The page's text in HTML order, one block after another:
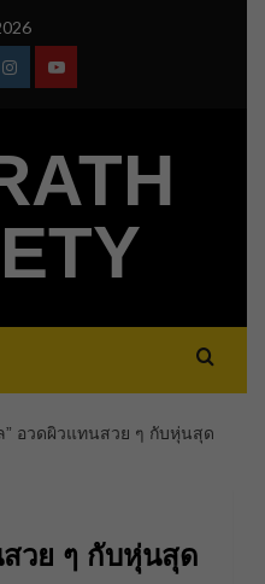
InstagramYoutube
” อวดผิวแทนสวย ๆ กับหุ่นสุด
วย ๆ กับหุ่นสุด